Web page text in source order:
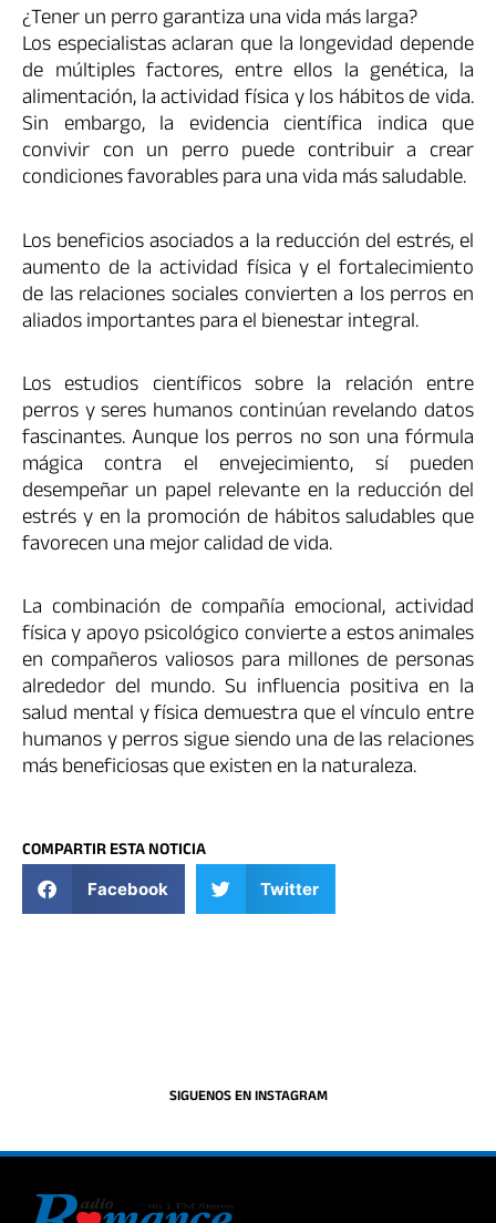
¿Tener un perro garantiza una vida más larga?
Los especialistas aclaran que la longevidad depende
de múltiples factores, entre ellos la genética, la
alimentación, la actividad física y los hábitos de vida.
Sin embargo, la evidencia científica indica que
convivir con un perro puede contribuir a crear
condiciones favorables para una vida más saludable.
Los beneficios asociados a la reducción del estrés, el
aumento de la actividad física y el fortalecimiento
de las relaciones sociales convierten a los perros en
aliados importantes para el bienestar integral.
Los estudios científicos sobre la relación entre
perros y seres humanos continúan revelando datos
fascinantes. Aunque los perros no son una fórmula
mágica contra el envejecimiento, sí pueden
desempeñar un papel relevante en la reducción del
estrés y en la promoción de hábitos saludables que
favorecen una mejor calidad de vida.
La combinación de compañía emocional, actividad
física y apoyo psicológico convierte a estos animales
en compañeros valiosos para millones de personas
alrededor del mundo. Su influencia positiva en la
salud mental y física demuestra que el vínculo entre
humanos y perros sigue siendo una de las relaciones
más beneficiosas que existen en la naturaleza.
COMPARTIR ESTA NOTICIA
Facebook Twitter
SIGUENOS EN INSTAGRAM